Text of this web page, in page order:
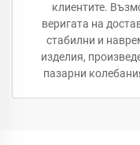
клиентите.
веригата на
стабилни и
изделия,
пазарни